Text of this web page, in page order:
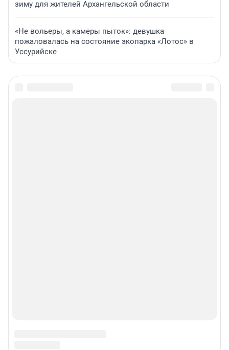
зиму для жителей Архангельской области
«Не вольеры, а камеры пыток»: девушка
пожаловалась на состояние экопарка «Лотос» в
Уссурийске